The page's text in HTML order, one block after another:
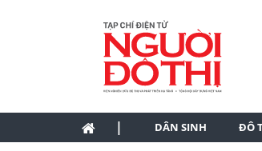
| DÂN SINH ĐÔ